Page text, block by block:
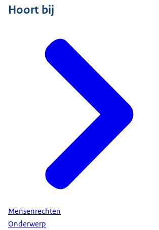
Hoort bij
Mensenrechten
Onderwerp